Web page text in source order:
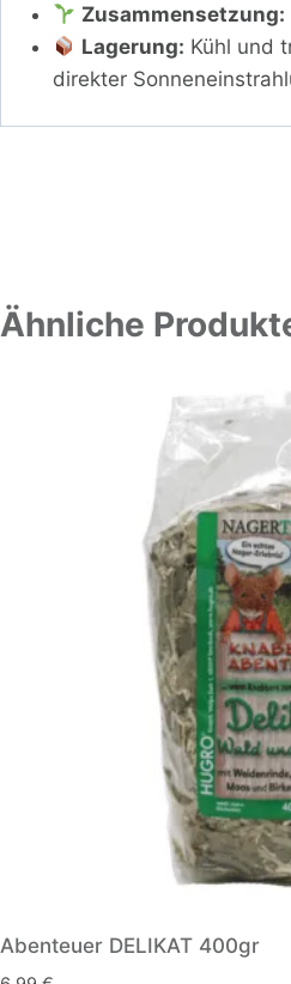
Zusammensetzung:
Lagerung: Kühl und
direkter
Ähnliche
Abenteuer DELIKAT 400gr